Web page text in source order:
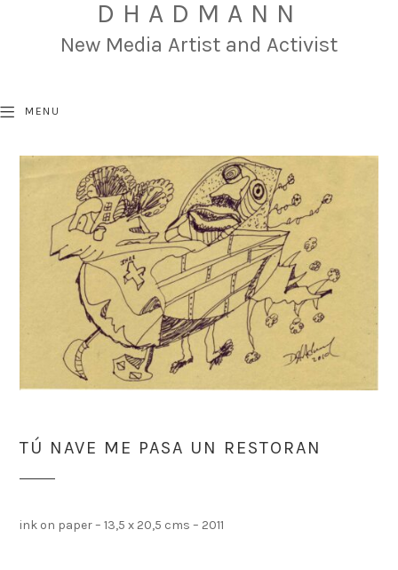
DHADMANN
New Media Artist and Activist
MENU
TÚ NAVE ME PASA UN RESTORAN
ink on paper – 13,5 x 20,5 cms – 2011